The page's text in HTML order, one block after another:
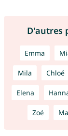
D'autres
Emma
Mila Chloé
Elena
Zoé